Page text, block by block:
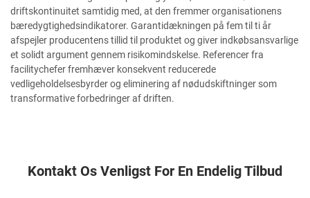
driftskontinuitet samtidig med, at den fremmer organisationens
bæredygtighedsindikatorer. Garantidækningen på fem til ti år
afspejler producentens tillid til produktet og giver indkøbsansvarlige
et solidt argument gennem risikomindskelse. Referencer fra
facilitychefer fremhæver konsekvent reducerede
vedligeholdelsesbyrder og eliminering af nødudskiftninger som
transformative forbedringer af driften.
Kontakt Os Venligst For En Endelig Tilbud